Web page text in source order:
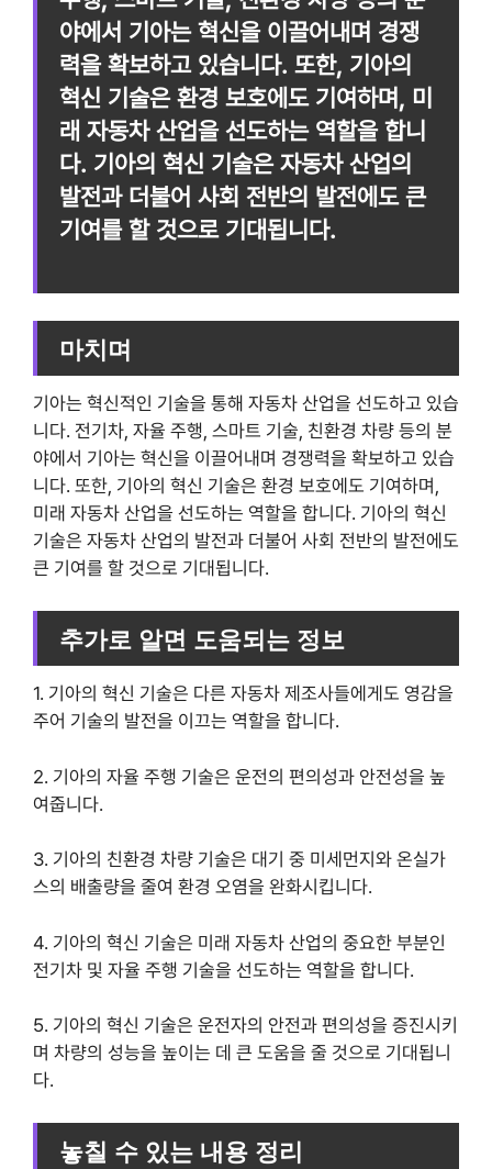
야에서 기아는 혁신을 이끌어내며 경쟁
력을 확보하고 있습니다. 또한, 기아의
혁신 기술은 환경 보호에도 기여하며, 미
래 자동차 산업을 선도하는 역할을 합니
다. 기아의 혁신 기술은 자동차 산업의
발전과 더불어 사회 전반의 발전에도 큰
기여를 할 것으로 기대됩니다.
마치며
기아는 혁신적인 기술을 통해 자동차 산업을 선도하고 있습
니다. 전기차, 자율 주행, 스마트 기술, 친환경 차량 등의 분
야에서 기아는 혁신을 이끌어내며 경쟁력을 확보하고 있습
니다. 또한, 기아의 혁신 기술은 환경 보호에도 기여하며,
미래 자동차 산업을 선도하는 역할을 합니다. 기아의 혁신
기술은 자동차 산업의 발전과 더불어 사회 전반의 발전에도
큰 기여를 할 것으로 기대됩니다.
추가로 알면 도움되는 정보
1. 기아의 혁신 기술은 다른 자동차 제조사들에게도 영감을
주어 기술의 발전을 이끄는 역할을 합니다.
2. 기아의 자율 주행 기술은 운전의 편의성과 안전성을 높
여줍니다.
3. 기아의 친환경 차량 기술은 대기 중 미세먼지와 온실가
스의 배출량을 줄여 환경 오염을 완화시킵니다.
4. 기아의 혁신 기술은 미래 자동차 산업의 중요한 부분인
전기차 및 자율 주행 기술을 선도하는 역할을 합니다.
5. 기아의 혁신 기술은 운전자의 안전과 편의성을 증진시키
며 차량의 성능을 높이는 데 큰 도움을 줄 것으로 기대됩니
다.
놓칠 수 있는 내용 정리